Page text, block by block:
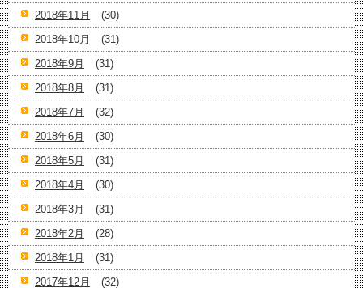
2018年11月
(30)
2018年10月
(31)
2018年9月
(31)
2018年8月
(31)
2018年7月
(32)
2018年6月
(30)
2018年5月
(31)
2018年4月
(30)
2018年3月
(31)
2018年2月
(28)
2018年1月
(31)
2017年12月
(32)